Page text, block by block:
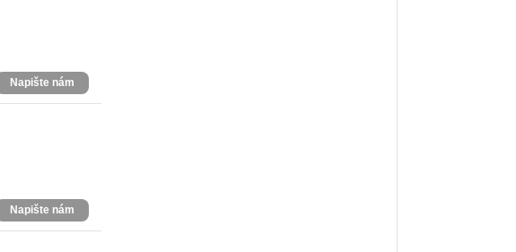
Napište nám
Napište nám